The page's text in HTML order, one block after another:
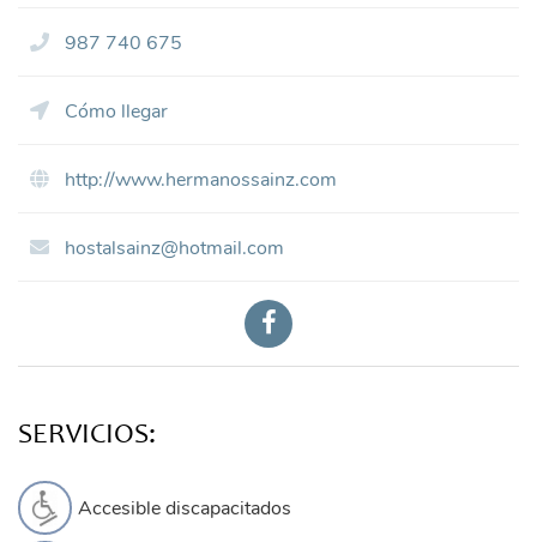
987 740 675
Cómo llegar
http://www.hermanossainz.com
hostalsainz@hotmail.com
SERVICIOS:
Accesible discapacitados